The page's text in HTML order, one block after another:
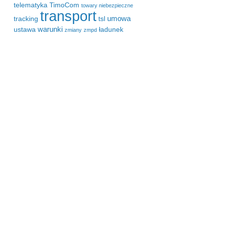
telematyka TimoCom towary niebezpieczne
tracking transport tsl umowa
ustawa warunki zmiany zmpd ładunek